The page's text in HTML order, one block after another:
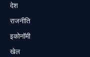
⁠देश
राजनीति
⁠इकोनॉमी
खेल